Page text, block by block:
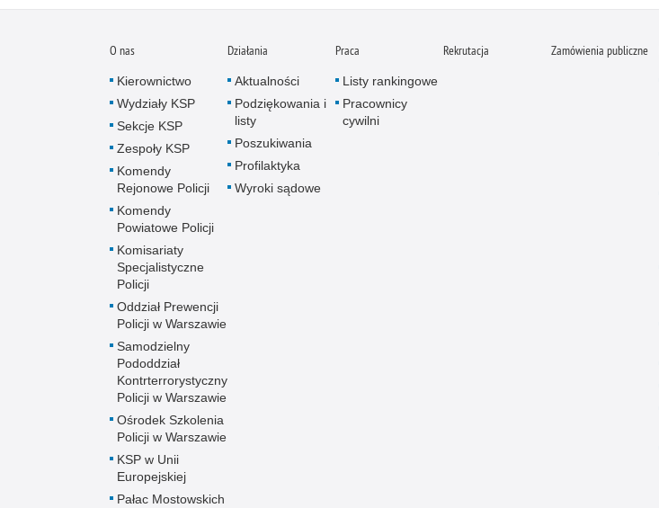
O nas
Kierownictwo
Wydziały KSP
Sekcje KSP
Zespoły KSP
Komendy
Rejonowe Policji
Komendy
Powiatowe Policji
Komisariaty
Specjalistyczne
Policji
Oddział Prewencji
Policji w Warszawie
Samodzielny
Pododdział
Kontrterrorystyczny
Policji w Warszawie
Ośrodek Szkolenia
Policji w Warszawie
KSP w Unii
Europejskiej
Pałac Mostowskich
Działania
Aktualności
Podziękowania i
listy
Poszukiwania
Profilaktyka
Wyroki sądowe
Praca
Listy rankingowe
Pracownicy
cywilni
Rekrutacja Zamówienia publiczne